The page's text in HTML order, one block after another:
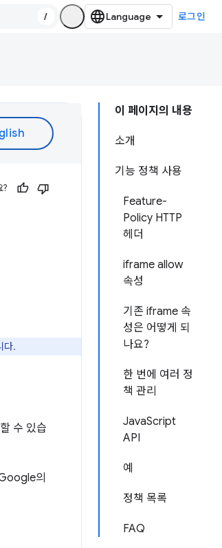
/ 로그인
이 페이지의 내용
소개
기능 정책 사용
Feature-
Policy HTTP
헤더
iframe allow
속성
기존 iframe 속
성은 어떻게 되
나요?
한 번에 여러 정
책 관리
JavaScript
API
예
정책 목록
FAQ
?
다.
수 있습
의